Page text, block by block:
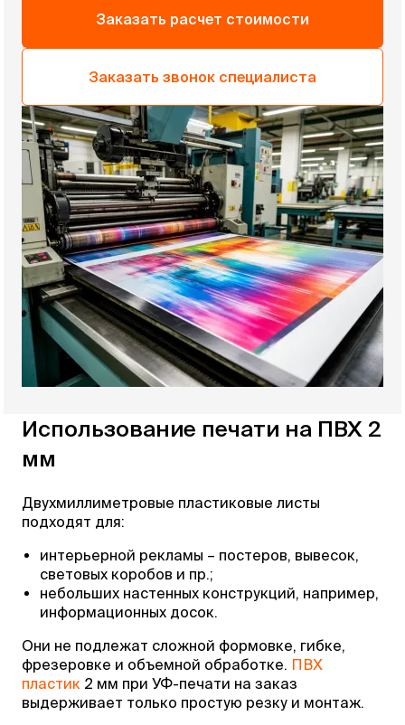
Заказать расчет стоимости
Заказать звонок специалиста
Использование печати на ПВХ 2
мм
Двухмиллиметровые пластиковые листы
подходят для:
интерьерной рекламы – постеров, вывесок,
световых коробов и пр.;
небольших настенных конструкций, например,
информационных досок.
Они не подлежат сложной формовке, гибке,
фрезеровке и объемной обработке. ПВХ
пластик 2 мм при УФ-печати на заказ
выдерживает только простую резку и монтаж.